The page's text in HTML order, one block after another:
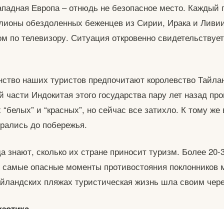
Европа – отнюдь не безопасное место. Каждый
обездоленных беженцев из Сирии, Ирака и
по телевизору. Ситуация откровенно
наших туристов предпочитают королевство
части Индокитая этого государства пару лет назад
и “красных”, но сейчас все затихло. К тому же
до побережья.
знают, сколько их стране приносит туризм. Более
опасные моменты противостояния поклонников
пляжах туристическая жизнь шла своим